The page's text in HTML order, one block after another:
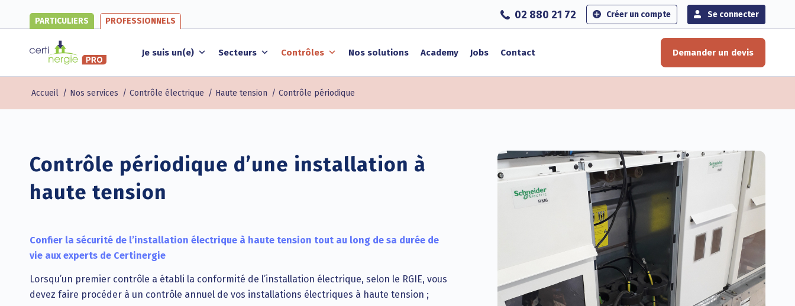
02 880 21 72 Créer un compte Se connecter
PARTICULIERS PROFESSIONNELS
Je suis un(e) Secteurs Contrôles Nos solutions Academy Jobs Contact Demander un devis
Accueil / Nos services / Contrôle électrique / Haute tension / Contrôle périodique
Contrôle périodique d’une installation à
haute tension
Confier la sécurité de l’installation électrique à haute tension tout au long de sa durée de
vie aux experts de Certinergie
Lorsqu’un premier contrôle a établi la conformité de l’installation électrique, selon le RGIE, vous
devez faire procéder à un contrôle annuel de vos installations électriques à haute tension ;